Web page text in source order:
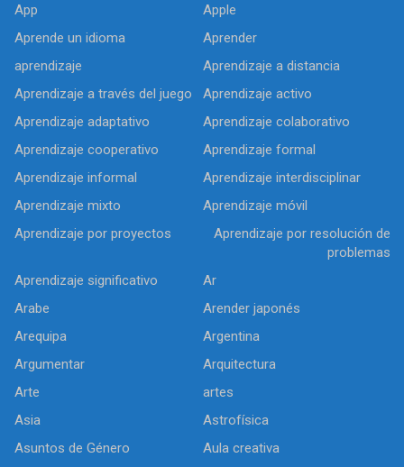
App
Apple
Aprende un idioma
Aprender
aprendizaje
Aprendizaje a distancia
Aprendizaje a través del juego
Aprendizaje activo
Aprendizaje adaptativo
Aprendizaje colaborativo
Aprendizaje cooperativo
Aprendizaje formal
Aprendizaje informal
Aprendizaje interdisciplinar
Aprendizaje mixto
Aprendizaje móvil
Aprendizaje por proyectos
Aprendizaje por resolución de
problemas
Aprendizaje significativo
Ar
Arabe
Arender japonés
Arequipa
Argentina
Argumentar
Arquitectura
Arte
artes
Asia
Astrofísica
Asuntos de Género
Aula creativa